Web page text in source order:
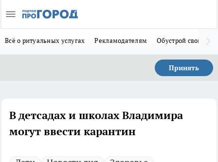
Всё о ритуальных услугах Рекламодателям Обустрой свой дом
Принять
В детсадах и школах Владимира
могут ввести карантин